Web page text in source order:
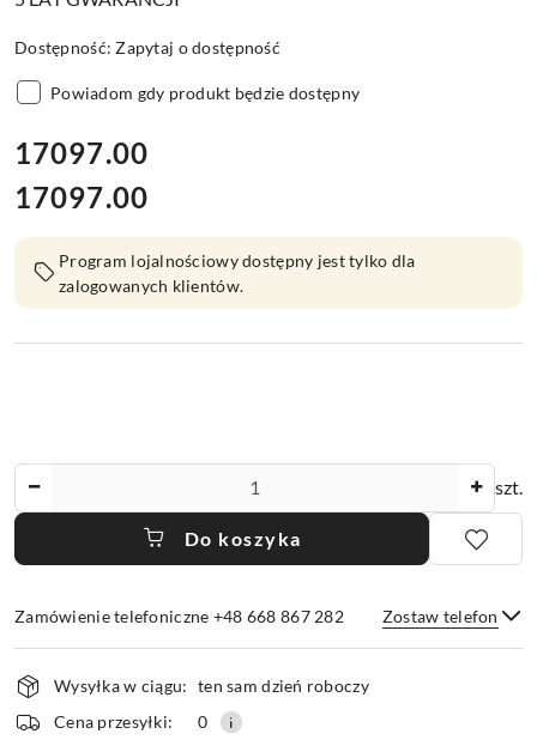
Dostępność:Zapytaj o dostępność
Powiadom gdy produkt będzie dostępny
cena:
17097.00
Cena:
17097.00
Program lojalnościowy dostępny jest tylko dla
zalogowanych klientów.
szt.
Do koszyka
Zamówienie telefoniczne +48 668 867 282 Zostaw telefon
Wyślij
Dostępność
i
dostawa
Wysyłka w ciągu: ten sam dzień roboczy
Cena przesyłki:
0